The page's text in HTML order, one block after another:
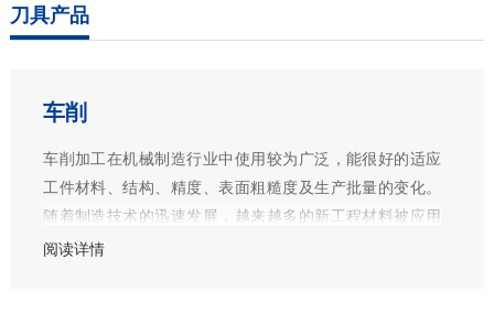
刀具产品
车削
车削加工在机械制造行业中使用较为广泛，能很好的适应
工件材料、结构、精度、表面粗糙度及生产批量的变化。
随着制造技术的迅速发展，越来越多的新工程材料被应用
在航天航空工业、核工业、电子工业等，这些材料一般具
阅读详情